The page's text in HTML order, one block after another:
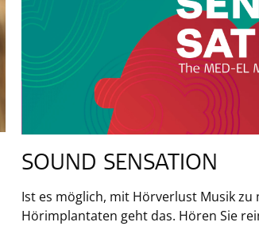
SOUND SENSATION
Ist es möglich, mit Hörverlust Musik zu
Hörimplantaten geht das. Hören Sie